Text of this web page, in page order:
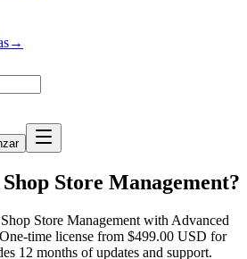
→
Store Management?
Store Management with Advanced
time license from $499.00 USD for
12 months of updates and support.